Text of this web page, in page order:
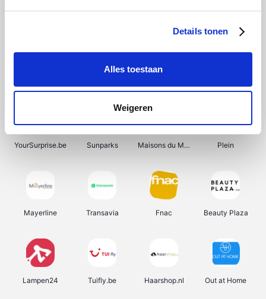
Details tonen
Alles toestaan
Weigeren
Shein Bergfreunde Pazzox Smartwatchbanden
YourSurprise.be Sunparks Maisons du Monde Plein
Mayerline Transavia Fnac Beauty Plaza
Lampen24 Tuifly.be Haarshop.nl Out at Home